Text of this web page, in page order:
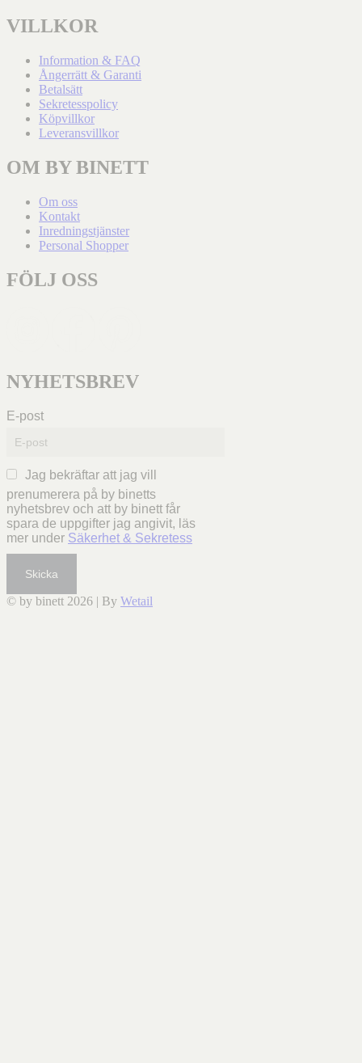
VILLKOR
Information & FAQ
Ångerrätt & Garanti
Betalsätt
Sekretesspolicy
Köpvillkor
Leveransvillkor
OM BY BINETT
Om oss
Kontakt
Inredningstjänster
Personal Shopper
FÖLJ OSS
NYHETSBREV
E-post
Jag bekräftar att jag vill
prenumerera på by binetts
nyhetsbrev och att by binett får
spara de uppgifter jag angivit, läs
mer under Säkerhet & Sekretess
Skicka
© by binett 2026 | By Wetail